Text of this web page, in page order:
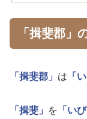
「揖斐郡」
「揖斐郡」 は 「
「揖斐」 を 「いび